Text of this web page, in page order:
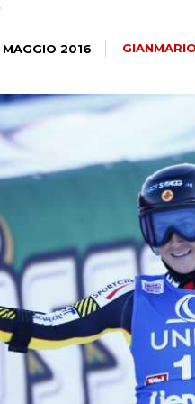
MAGGIO 2016